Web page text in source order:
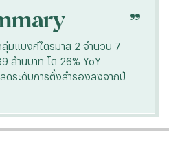
“
มแบงก์ไตรมาส 2 จำนวน 7
ล้านบาท โต 26% YoY
ดระดับการตั้งสำรองลงจากปี